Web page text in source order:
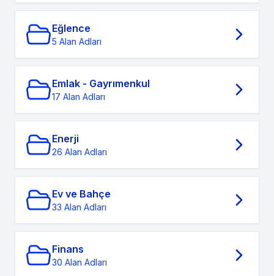
Eğlence
5 Alan Adları
Emlak - Gayrımenkul
17 Alan Adları
Enerji
26 Alan Adları
Ev ve Bahçe
33 Alan Adları
Finans
30 Alan Adları